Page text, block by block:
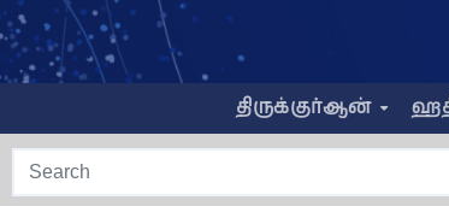
Skip
to
content
திருக்குர்ஆன்